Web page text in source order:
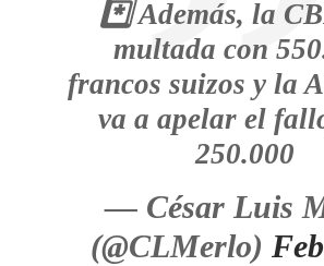
*️⃣ Además, la
multada con
francos suizos y la
va a apelar el
250.000
— César Luis
(@CLMerlo)